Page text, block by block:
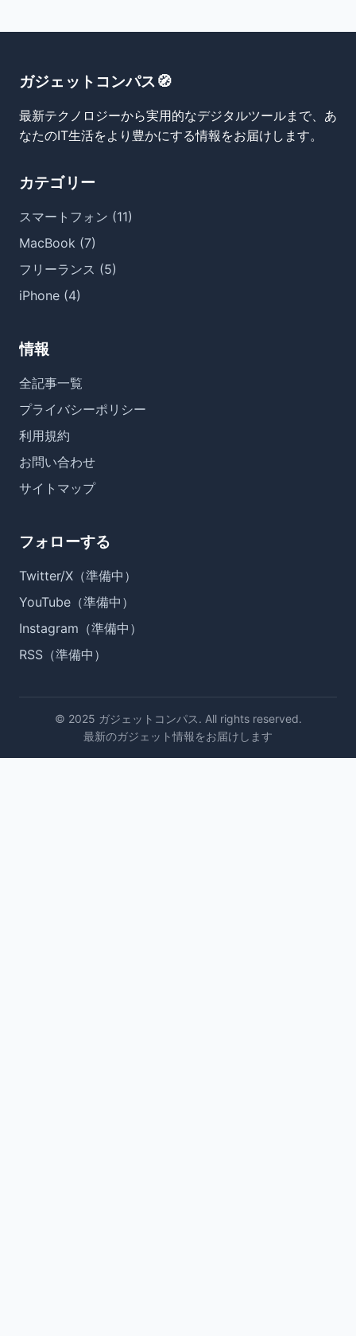
ガジェットコンパス🧭
最新テクノロジーから実用的なデジタルツールまで、あ
なたのIT生活をより豊かにする情報をお届けします。
カテゴリー
スマートフォン (11)
MacBook (7)
フリーランス (5)
iPhone (4)
情報
全記事一覧
プライバシーポリシー
利用規約
お問い合わせ
サイトマップ
フォローする
Twitter/X（準備中）
YouTube（準備中）
Instagram（準備中）
RSS（準備中）
© 2025 ガジェットコンパス. All rights reserved.
最新のガジェット情報をお届けします